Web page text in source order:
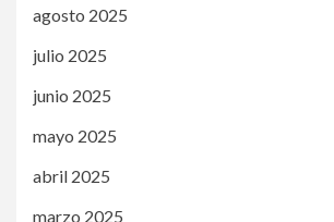
agosto 2025
julio 2025
junio 2025
mayo 2025
abril 2025
marzo 2025